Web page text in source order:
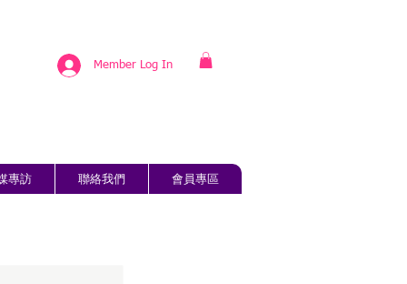
Member Log In
專訪 聯絡我們 會員專區